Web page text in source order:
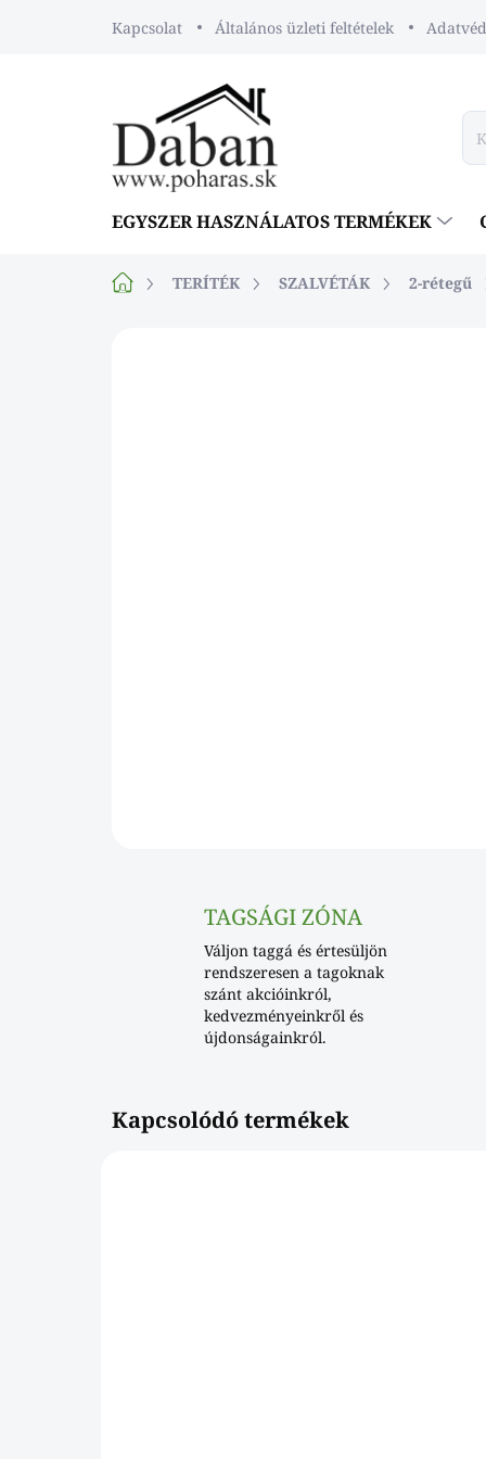
Kapcsolat Általános üzleti feltételek
EGYSZER HASZNÁLATOS TERMÉKEK
KezdőlapTERÍTÉK SZALVÉTÁK 2-rétegű
TAGSÁGI ZÓNA
Váljon taggá és értesüljön
rendszeresen a tagoknak
szánt akcióinkról,
kedvezményeinkről és
újdonságainkról.
Kapcsolódó termékek